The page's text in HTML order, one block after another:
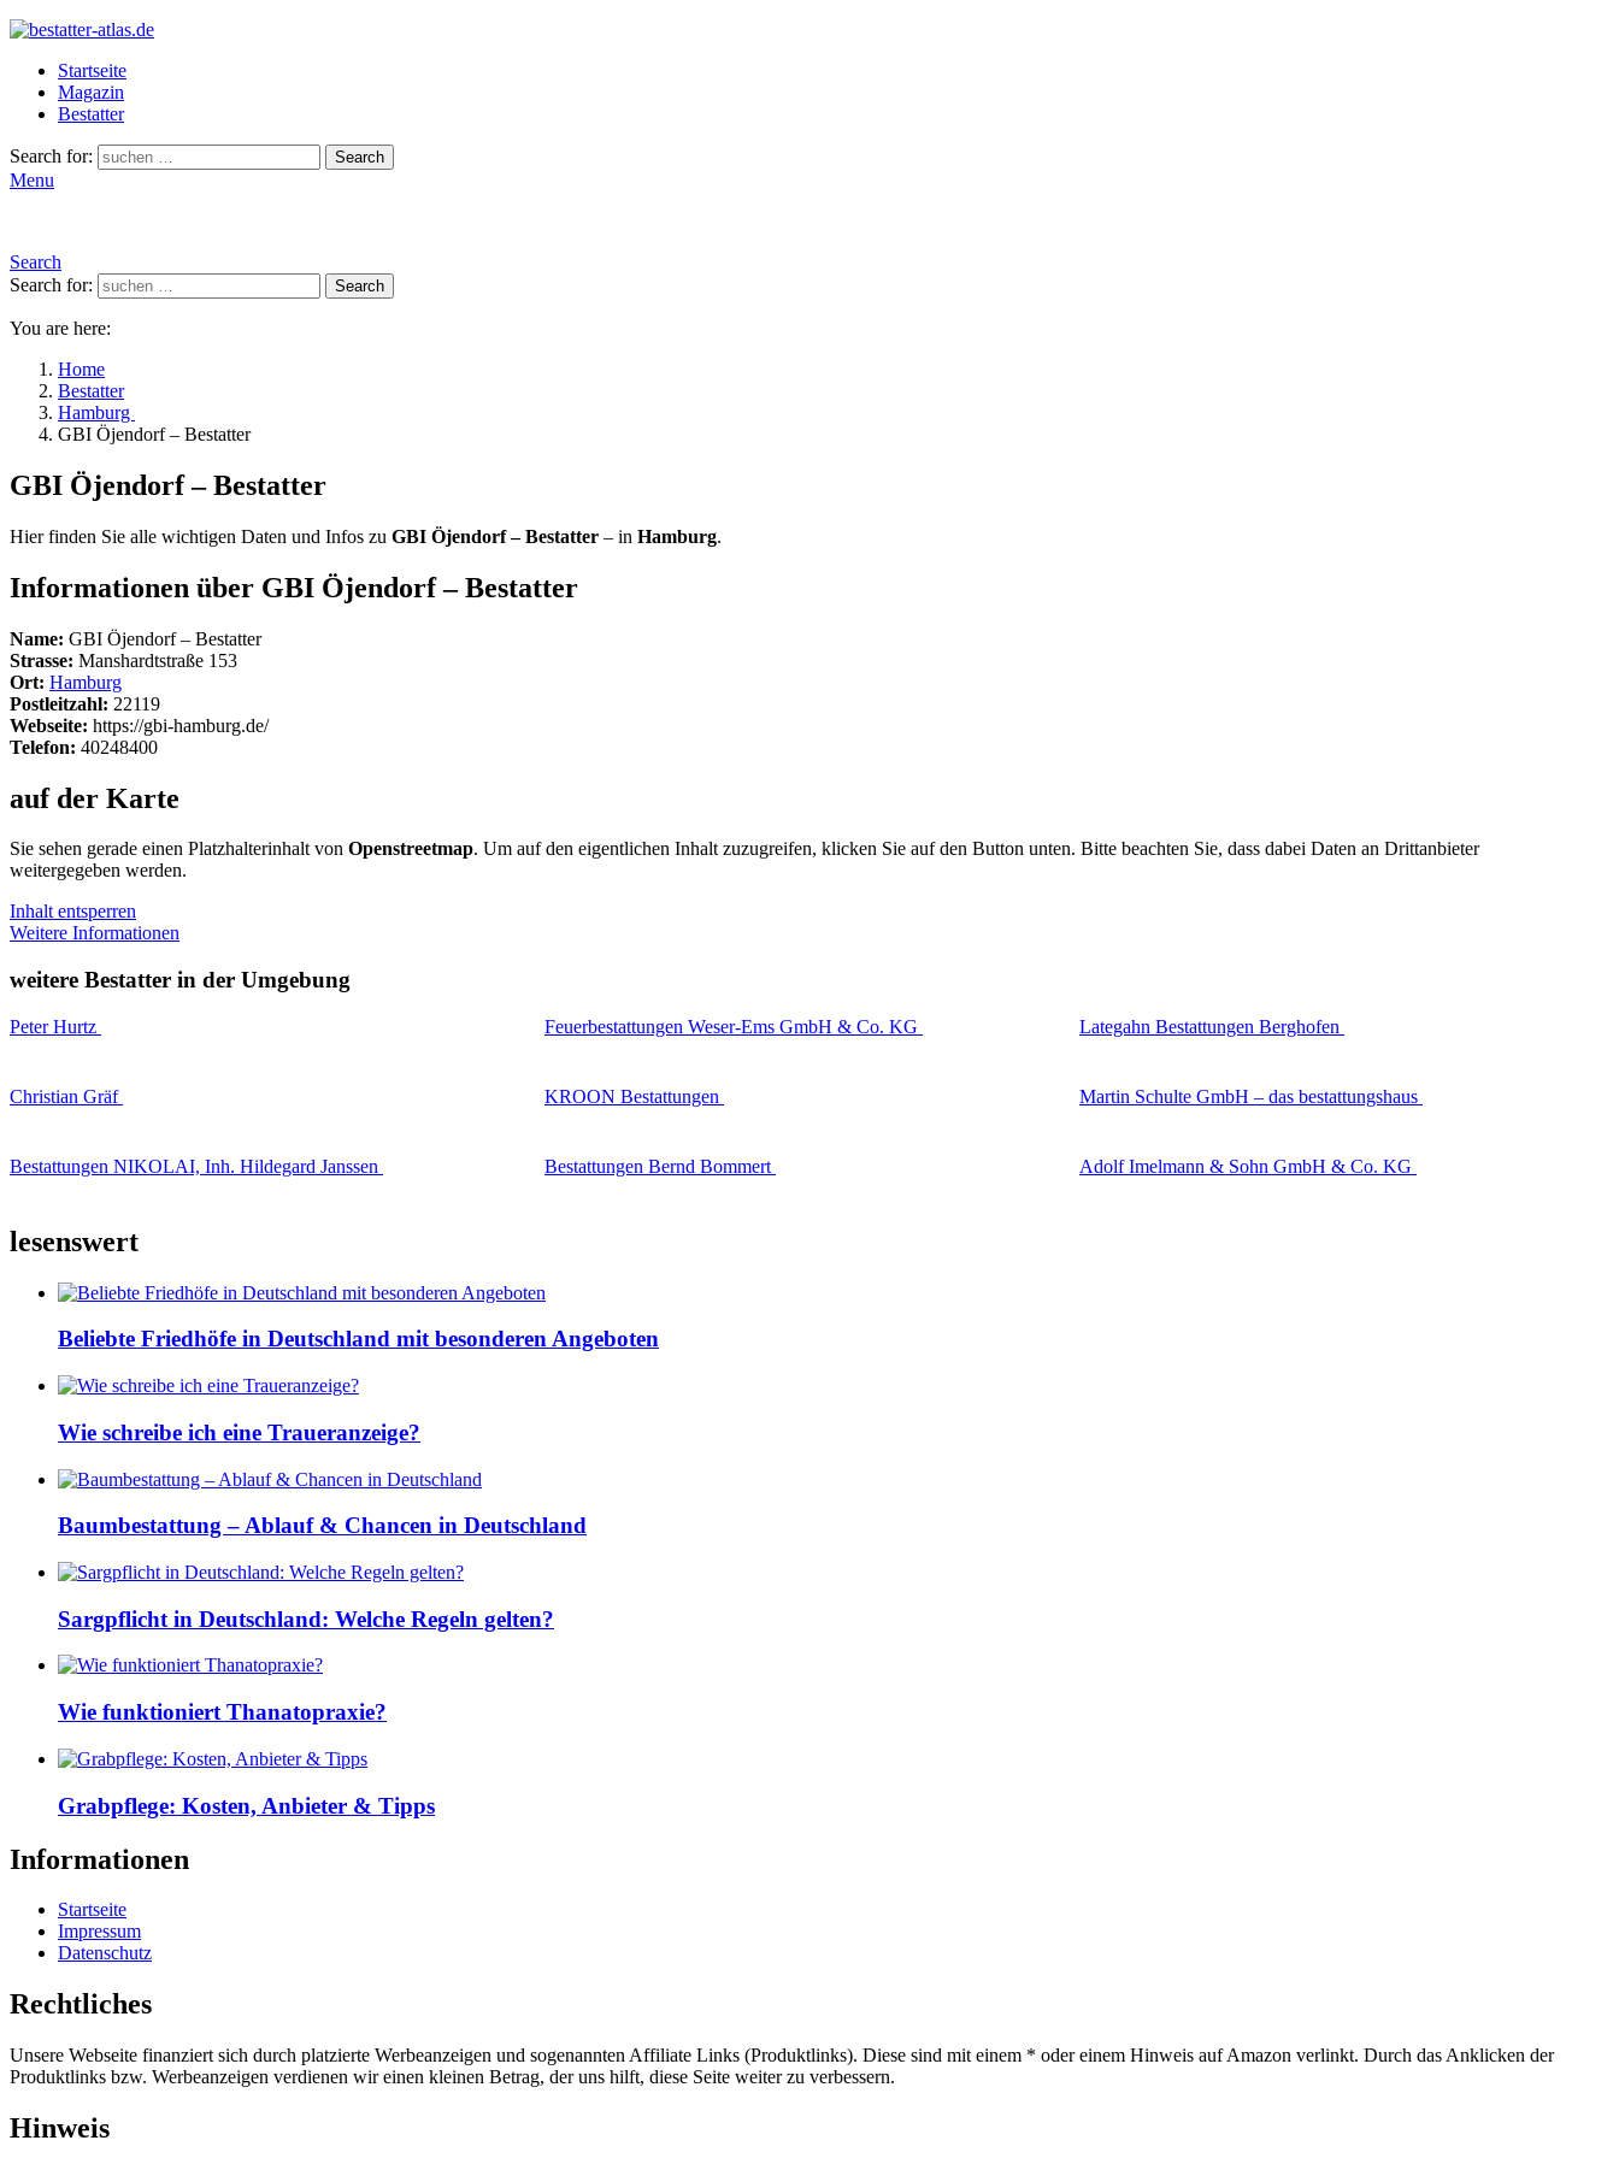
Startseite
Magazin
Bestatter
Search for: Search
Menu
Search
Search for:
Search
You are here:
Home
Bestatter
Hamburg
GBI Öjendorf – Bestatter
GBI Öjendorf – Bestatter
Hier finden Sie alle wichtigen Daten und Infos zu GBI Öjendorf – Bestatter – in Hamburg.
Informationen über GBI Öjendorf – Bestatter
Name: GBI Öjendorf – Bestatter
Strasse: Manshardtstraße 153
Ort: Hamburg
Postleitzahl: 22119
Webseite: https://gbi-hamburg.de/
Telefon: 40248400
auf der Karte
Sie sehen gerade einen Platzhalterinhalt von Openstreetmap. Um auf den eigentlichen Inhalt zuzugreifen, klicken Sie auf den Button unten. Bitte beachten Sie, dass dabei Daten an Drittanbieter
weitergegeben werden.
Inhalt entsperren
Weitere Informationen
weitere Bestatter in der Umgebung
Peter Hurtz Feuerbestattungen Weser-Ems GmbH & Co. KG Lategahn Bestattungen Berghofen
Christian Gräf KROON Bestattungen Martin Schulte GmbH – das bestattungshaus
Bestattungen NIKOLAI, Inh. Hildegard Janssen Bestattungen Bernd Bommert Adolf Imelmann & Sohn GmbH & Co. KG
lesenswert
Beliebte Friedhöfe in Deutschland mit besonderen Angeboten
Wie schreibe ich eine Traueranzeige?
Baumbestattung – Ablauf & Chancen in Deutschland
Sargpflicht in Deutschland: Welche Regeln gelten?
Wie funktioniert Thanatopraxie?
Grabpflege: Kosten, Anbieter & Tipps
Informationen
Startseite
Impressum
Datenschutz
Rechtliches
Unsere Webseite finanziert sich durch platzierte Werbeanzeigen und sogenannten Affiliate Links (Produktlinks). Diese sind mit einem * oder einem Hinweis auf Amazon verlinkt. Durch das Anklicken der
Produktlinks bzw. Werbeanzeigen verdienen wir einen kleinen Betrag, der uns hilft, diese Seite weiter zu verbessern.
Hinweis